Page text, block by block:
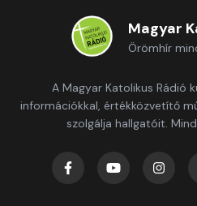
Magyar
Örömhír
A Magyar Katolikus Rádió
információkkal, értékközvetítő
szolgálja hallgatóit.